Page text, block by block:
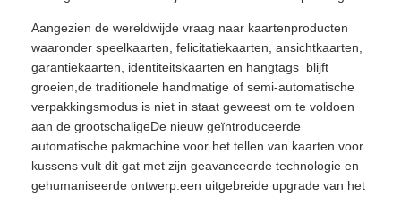
Aangezien de wereldwijde vraag naar kaartenproducten 
waaronder speelkaarten, felicitatiekaarten, ansichtkaarten,
garantiekaarten, identiteitskaarten en hangtags  blijft
groeien,de traditionele handmatige of semi-automatische
verpakkingsmodus is niet in staat geweest om te voldoen
aan de grootschaligeDe nieuw geïntroduceerde
automatische pakmachine voor het tellen van kaarten voor
kussens vult dit gat met zijn geavanceerde technologie en
gehumaniseerde ontwerp.een uitgebreide upgrade van het